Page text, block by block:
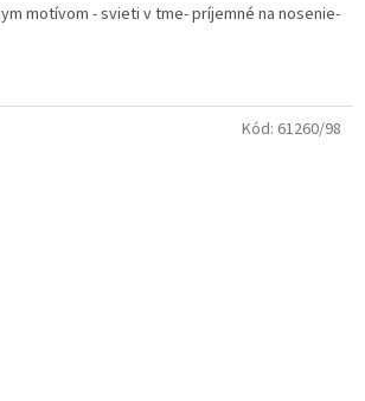
motívom - svieti v tme- príjemné na nosenie-
Kód: 61260/98